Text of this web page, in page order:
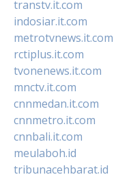
transtv.it.com
indosiar.it.com
metrotvnews.it.com
rctiplus.it.com
tvonenews.it.com
mnctv.it.com
cnnmedan.it.com
cnnmetro.it.com
cnnbali.it.com
meulaboh.id
tribunacehbarat.id